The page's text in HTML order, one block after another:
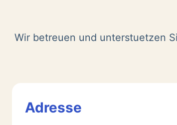
Wir betreuen und unterstuetzen
Adresse